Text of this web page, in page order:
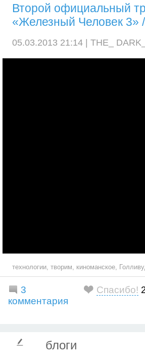
Второй официальный
«Железный Человек 3»
05.03.2013 21:14 | THE_
технологии творим киноманское
3
комментария
Спасибо!
блоги